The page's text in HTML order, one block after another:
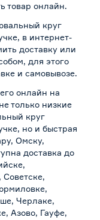
товар онлайн.
круг
в интернет-
доставку или
для этого
и самовывозе.
онлайн на
только низкие
круг
но и быстрая
Омску,
доставка до
Советске,
Черлаке,
Азово, Гауфе,